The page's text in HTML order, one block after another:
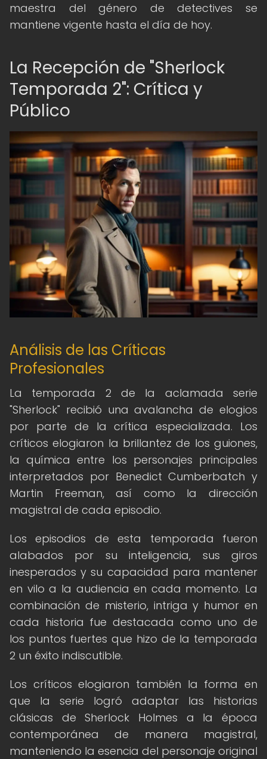
maestra del género de detectives se
mantiene vigente hasta el día de hoy.
La Recepción de "Sherlock
Temporada 2": Crítica y
Público
Análisis de las Críticas
Profesionales
La temporada 2 de la aclamada serie
"Sherlock" recibió una avalancha de elogios
por parte de la crítica especializada. Los
críticos elogiaron la brillantez de los guiones,
la química entre los personajes principales
interpretados por Benedict Cumberbatch y
Martin Freeman, así como la dirección
magistral de cada episodio.
Los episodios de esta temporada fueron
alabados por su inteligencia, sus giros
inesperados y su capacidad para mantener
en vilo a la audiencia en cada momento. La
combinación de misterio, intriga y humor en
cada historia fue destacada como uno de
los puntos fuertes que hizo de la temporada
2 un éxito indiscutible.
Los críticos elogiaron también la forma en
que la serie logró adaptar las historias
clásicas de Sherlock Holmes a la época
contemporánea de manera magistral,
manteniendo la esencia del personaje original